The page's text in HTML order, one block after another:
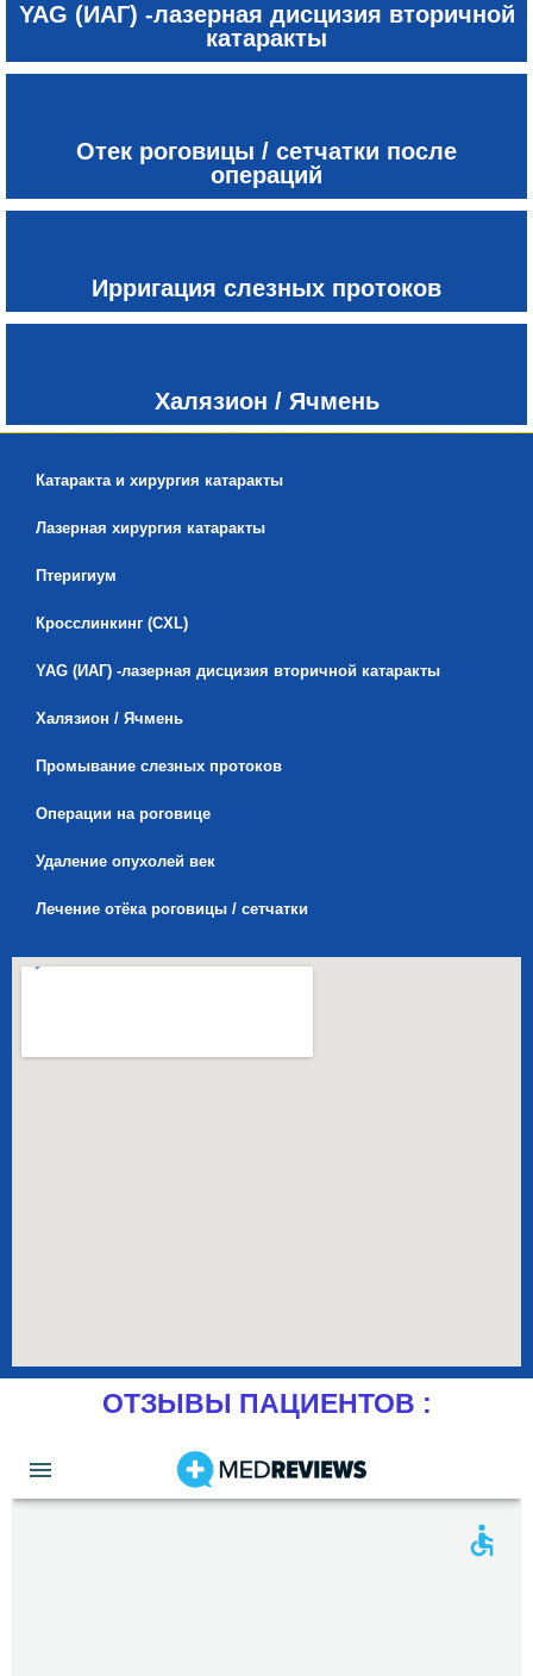
YAG (ИАГ) -лазерная дисцизия вторичной
катаракты
Отек роговицы / сетчатки после
операций
Ирригация слезных протоков
Халязион / Ячмень
Катаракта и хирургия катаракты
Лазерная хирургия катаракты
Птеригиум
Кросслинкинг (CXL)
YAG (ИАГ) -лазерная дисцизия вторичной катаракты
Халязион / Ячмень
Промывание слезных протоков
Операции на роговице
Удаление опухолей век
Лечение отёка роговицы / сетчатки
ОТЗЫВЫ ПАЦИЕНТОВ :